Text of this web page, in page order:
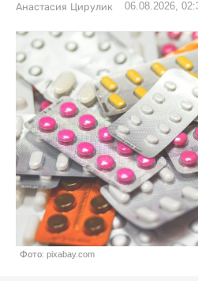
Анастасия Цирулик 06.08.2026,
Фото: pixabay.com